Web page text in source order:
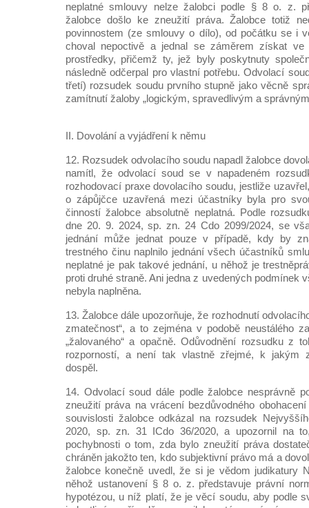
neplatné smlouvy nelze žalobci podle § 8 o. z.
žalobce došlo ke zneužití práva. Žalobce totiž
povinnostem (ze smlouvy o dílo), od počátku se i
choval nepoctivě a jednal se záměrem získat ve
prostředky, přičemž ty, jež byly poskytnuty
následně odčerpal pro vlastní potřebu. Odvolací
třetí) rozsudek soudu prvního stupně jako věcně
zamítnutí žaloby „logickým, spravedlivým a
II. Dovolání a vyjádření k němu
12. Rozsudek odvolacího soudu napadl žalobce
namítl, že odvolací soud se v napadeném
rozhodovací praxe dovolacího soudu, jestliže
o zápůjčce uzavřená mezi účastníky byla pro
činností žalobce absolutně neplatná. Podle
dne 20. 9. 2024, sp. zn. 24 Cdo 2099/2024, se
jednání může jednat pouze v případě, kdy by
trestného činu naplnilo jednání všech účastníků
neplatné je pak takové jednání, u něhož je
proti druhé straně. Ani jedna z uvedených podmínek
nebyla naplněna.
13. Žalobce dále upozorňuje, že rozhodnutí
zmatečnost“, a to zejména v podobě neustálého
„žalovaného“ a opačně. Odůvodnění rozsudku z
rozporností, a není tak vlastně zřejmé, k jakým
dospěl.
14. Odvolací soud dále podle žalobce nesprávně
zneužití práva na vrácení bezdůvodného
souvislosti žalobce odkázal na rozsudek
2020, sp. zn. 31 ICdo 36/2020, a upozornil na
pochybnosti o tom, zda bylo zneužití práva
chráněn jakožto ten, kdo subjektivní právo má a
žalobce konečně uvedl, že si je vědom judikatury
něhož ustanovení § 8 o. z. představuje právní
hypotézou, u níž platí, že je věcí soudu, aby podle